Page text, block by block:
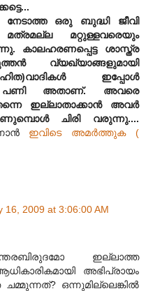
ഒരു ബുദ്ധി ജീവി
മറ്റുള്ളവരെയും
കാലഹരണപ്പെട്ട ശാസ്ത്ര
വ്യഖ്യാങ്ങളുമായി
ഇപ്പോള്‍
പണി അതാണ്‌. അവരെ
ഇല്ലാതാക്കാന്‍ അവര്‍
ചിരി വരുന്നു....
ഇവിടെ അമര്‍ത്തുക (
16, 2009 at 3:06:00 AM
ഇല്ലാത്ത
അഭിപ്രായം
ഒന്നുമില്ലെങ്കിൽ